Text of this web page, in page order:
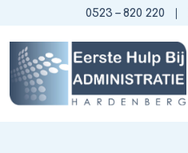
0523 – 820 220